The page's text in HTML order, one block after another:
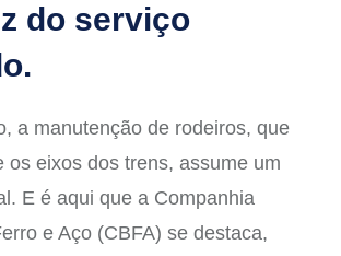
do serviço
a manutenção de rodeiros, que
os eixos dos trens, assume um
E é aqui que a Companhia
e Aço (CBFA) se destaca,